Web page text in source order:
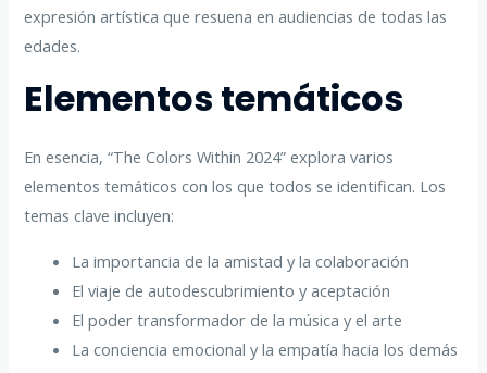
expresión artística que resuena en audiencias de todas las
edades.
Elementos temáticos
En esencia, “The Colors Within 2024” explora varios
elementos temáticos con los que todos se identifican. Los
temas clave incluyen:
La importancia de la amistad y la colaboración
El viaje de autodescubrimiento y aceptación
El poder transformador de la música y el arte
La conciencia emocional y la empatía hacia los demás